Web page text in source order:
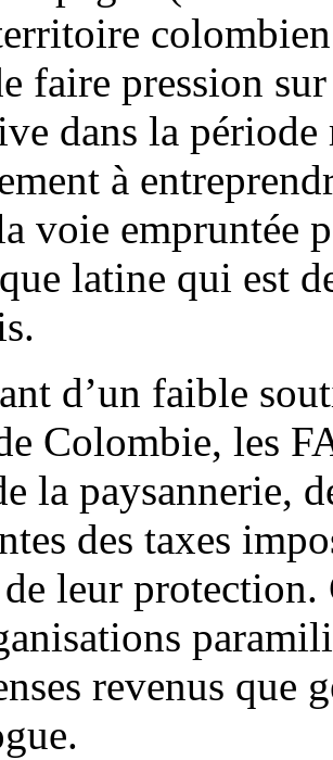
faire pression
dans la
à
voie empruntée
latine qui est
d’un faible
Colombie, les
la paysannerie,
des taxes
leur
revenus que